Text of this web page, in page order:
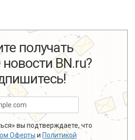
получать
BN.ru?
вы подтверждаете, что
Оферты и Политикой